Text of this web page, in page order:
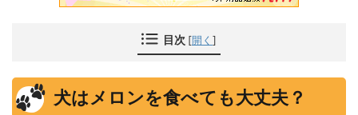
目次 [開く ]
犬はメロンを食べても大丈夫？